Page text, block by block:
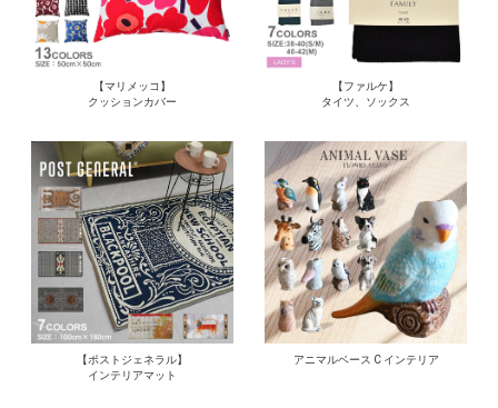
【マリメッコ】
クッションカバー
【ファルケ】
タイツ、ソックス
【ポストジェネラル】
インテリアマット
アニマルベース C インテリア